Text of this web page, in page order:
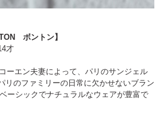
ボントン】
才
ーエン夫妻によって、パリのサンジェル
リのファミリーの日常に欠かせないブラン
ーシックでナチュラルなウェアが豊富で